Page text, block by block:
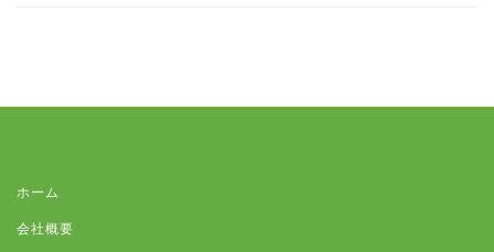
ホーム
会社概要